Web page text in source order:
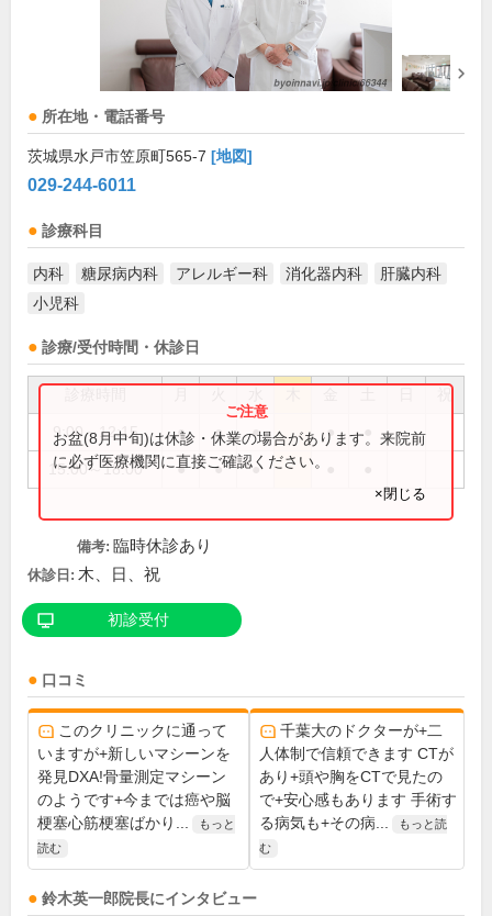
所在地・電話番号
茨城県水戸市笠原町565-7 [地図]
029-244-6011
診療科目
内科 糖尿病内科 アレルギー科 消化器内科
肝臓内科
小児科
診療/受付時間・休診日
9:00～12:15 ● ● ● ●
15:00～18:00 ● ● ●
お盆(8月中旬)は休診・休業の場合があります。来院前
に必ず医療機関に直接ご確認ください。
×閉じる
備考: 臨時休診あり
休診日: 木、日、祝
初診受付
口コミ
このクリニックに通って
いますが+新しいマシーンを
発見DXA!骨量測定マシーン
のようです+今までは癌や脳
梗塞心筋梗塞ばかり...
もっと
読む
千葉大のドクターが+二
人体制で信頼できます CTが
あり+頭や胸をCTで見たの
で+安心感もあります 手術す
る病気も+その病...
もっと読
む
鈴木英一郎院長にインタビュー